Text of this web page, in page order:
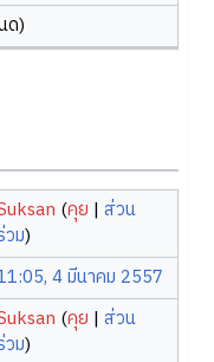
ด)
(คุย |ส่วน
วม)
4 มีนาคม 2557
(คุย |ส่วน
วม)